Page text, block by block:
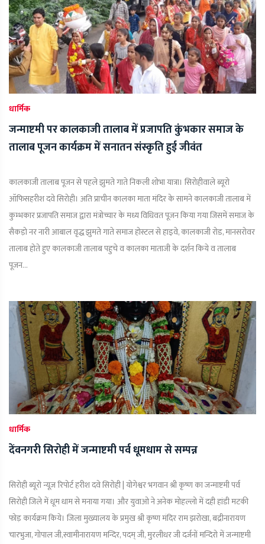
धार्मिक
जन्माष्टमी पर कालकाजी तालाब में प्रजापति कुंभकार समाज के
तालाब पूजन कार्यक्रम में सनातन संस्कृति हुई जीवंत
कालकाजी तालाब पूजन से पहले झुमते गाते निकली शोभा यात्रा। सिरोहीवाले ब्यूरो
ऑफिसहरीश दवे सिरोही। अति प्राचीन कालका माता मंदिर के सामने कालकाजी तालाब में
कुम्भकार प्रजापति समाज द्वारा मंत्रोच्चार के मध्य विधिवत पूजन किया गया जिसमें समाज के
सैकड़ो नर नारी आबाल वृद्ध झुमते गाते समाज होस्टल से हाइवे, कालकाजी रोड, मानसरोवर
तालाब होते हुए कालकाजी तालाब पहुचे व कालका माताजी के दर्शन किये व तालाब
पूजन...
धार्मिक
देंवनगरी सिरोही में जन्माष्टमी पर्व धूमधाम से सम्पन्न
सिरोही ब्यूरो न्यूज़ रिपोर्ट हरीश दवे सिरोही | योगेश्वर भगवान श्री कृष्ण का जन्माष्टमी पर्व
सिरोही जिले में धूम धाम से मनाया गया। और युवाओ ने अनेक मोहल्लो में दही हांडी मटकी
फोड़ कार्यक्रम किये। जिला मुख्यालय के प्रमुख श्री कृष्ण मंदिर राम झरोखा, बद्रीनारायण
चारभुजा, गोपाल जी,स्वामीनारायण मन्दिर, पदम् जी, मुरलीधर जी दर्जनों मन्दिरो में जन्माष्टमी